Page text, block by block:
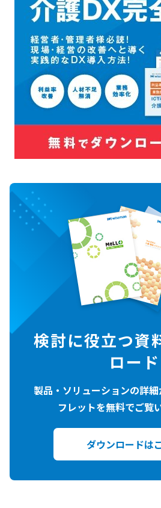
検討に役立つ資
ロード
製品・ソリューションの詳
フレットを無料でご覧
ダウンロードは